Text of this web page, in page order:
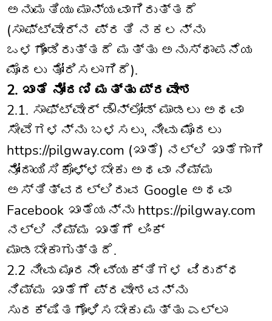
ಅನುಮತಿಯು ಮಾನ್ಯವಾಗಿರುತ್ತದೆ
(ಸಾಫ್ಟ್‌ವೇರ್‌ನ ಪ್ರತಿ ನಕಲನ್ನು
ಒಳಗೊಂಡಿರುತ್ತದೆ ಮತ್ತು ಅನುಸ್ಥಾಪನೆಯ
ಮೊದಲು ತೋರಿಸಲಾಗಿದೆ).
2. ಖಾತೆ ನೋಂದಣಿ ಮತ್ತು ಪ್ರವೇಶ
2.1. ಸಾಫ್ಟ್‌ವೇರ್ ಡೌನ್‌ಲೋಡ್ ಮಾಡಲು ಅಥವಾ
ಸೇವೆಗಳನ್ನು ಬಳಸಲು, ನೀವು ಮೊದಲು
https://pilgway.com (ಖಾತೆ) ನಲ್ಲಿ ಖಾತೆಗಾಗಿ
ನೋಂದಾಯಿಸಿಕೊಳ್ಳಬೇಕು ಅಥವಾ ನಿಮ್ಮ
ಅಸ್ತಿತ್ವದಲ್ಲಿರುವ Google ಅಥವಾ
Facebook ಖಾತೆಯನ್ನು https://pilgway.com
ನಲ್ಲಿ ನಿಮ್ಮ ಖಾತೆಗೆ ಲಿಂಕ್
ಮಾಡಬೇಕಾಗುತ್ತದೆ.
2.2 ನೀವು ಮೂರನೇ ವ್ಯಕ್ತಿಗಳ ವಿರುದ್ಧ
ನಿಮ್ಮ ಖಾತೆಗೆ ಪ್ರವೇಶವನ್ನು
ಸುರಕ್ಷಿತಗೊಳಿಸಬೇಕು ಮತ್ತು ಎಲ್ಲಾ